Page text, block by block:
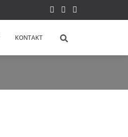
KONTAKT